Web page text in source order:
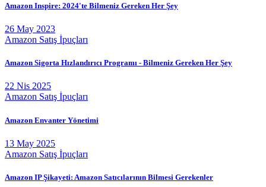
Amazon Inspire: 2024'te Bilmeniz Gereken Her Şey
26 May 2023
Amazon Satış İpuçları
Amazon Sigorta Hızlandırıcı Programı - Bilmeniz Gereken Her Şey
22 Nis 2025
Amazon Satış İpuçları
Amazon Envanter Yönetimi
13 May 2025
Amazon Satış İpuçları
Amazon IP Şikayeti: Amazon Satıcılarının Bilmesi Gerekenler